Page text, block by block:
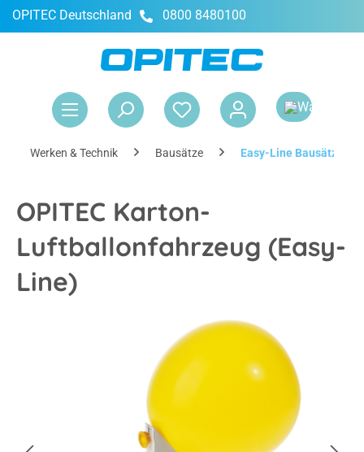
springen
OPITEC Deutschland 0800 8480100
Werken & Technik Bausätze Easy-Line Bausätze
OPITEC Karton-
Luftballonfahrzeug (Easy-
Line)